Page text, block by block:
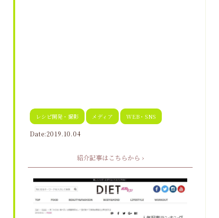
レシピ開発・撮影 メディア WEB・SNS
Date:2019.10.04
紹介記事はこちらから ›